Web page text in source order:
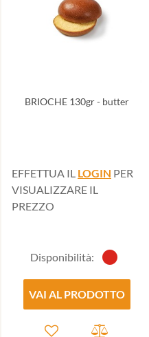
BRIOCHE 130gr - butter
EFFETTUA IL LOGIN PER
VISUALIZZARE IL
PREZZO
Disponibilità:
VAI AL PRODOTTO